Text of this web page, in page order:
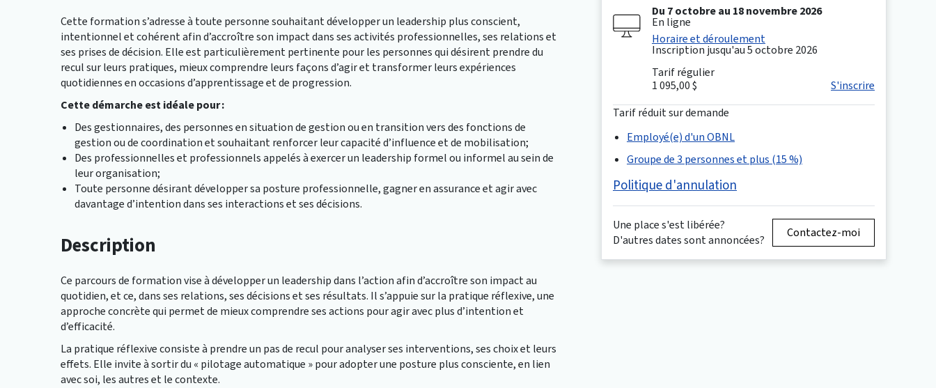
Cette formation s’adresse à toute personne souhaitant développer un leadership plus conscient,
intentionnel et cohérent afin d’accroître son impact dans ses activités professionnelles, ses relations et
ses prises de décision. Elle est particulièrement pertinente pour les personnes qui désirent prendre du
recul sur leurs pratiques, mieux comprendre leurs façons d’agir et transformer leurs expériences
quotidiennes en occasions d’apprentissage et de progression.
Cette démarche est idéale pour :
Des gestionnaires, des personnes en situation de gestion ou en transition vers des fonctions de
gestion ou de coordination et souhaitant renforcer leur capacité d’influence et de mobilisation;
Des professionnelles et professionnels appelés à exercer un leadership formel ou informel au sein de
leur organisation;
Toute personne désirant développer sa posture professionnelle, gagner en assurance et agir avec
davantage d’intention dans ses interactions et ses décisions.
Description
Ce parcours de formation vise à développer un leadership dans l’action afin d’accroître son impact au
quotidien, et ce, dans ses relations, ses décisions et ses résultats. Il s’appuie sur la pratique réflexive, une
approche concrète qui permet de mieux comprendre ses actions pour agir avec plus d’intention et
d’efficacité.
La pratique réflexive consiste à prendre un pas de recul pour analyser ses interventions, ses choix et leurs
effets. Elle invite à sortir du « pilotage automatique » pour adopter une posture plus consciente, en lien
avec soi, les autres et le contexte.
Du 7 octobre au 18 novembre 2026
En ligne
Horaire et déroulement
Inscription jusqu'au 5 octobre 2026
Tarif régulier
1 095,00 $
S'inscrire
Tarif réduit sur demande
Employé(e) d'un OBNL
Groupe de 3 personnes et plus (15 %)
Politique d'annulation
Une place s'est libérée?
D'autres dates sont annoncées?
Contactez-moi